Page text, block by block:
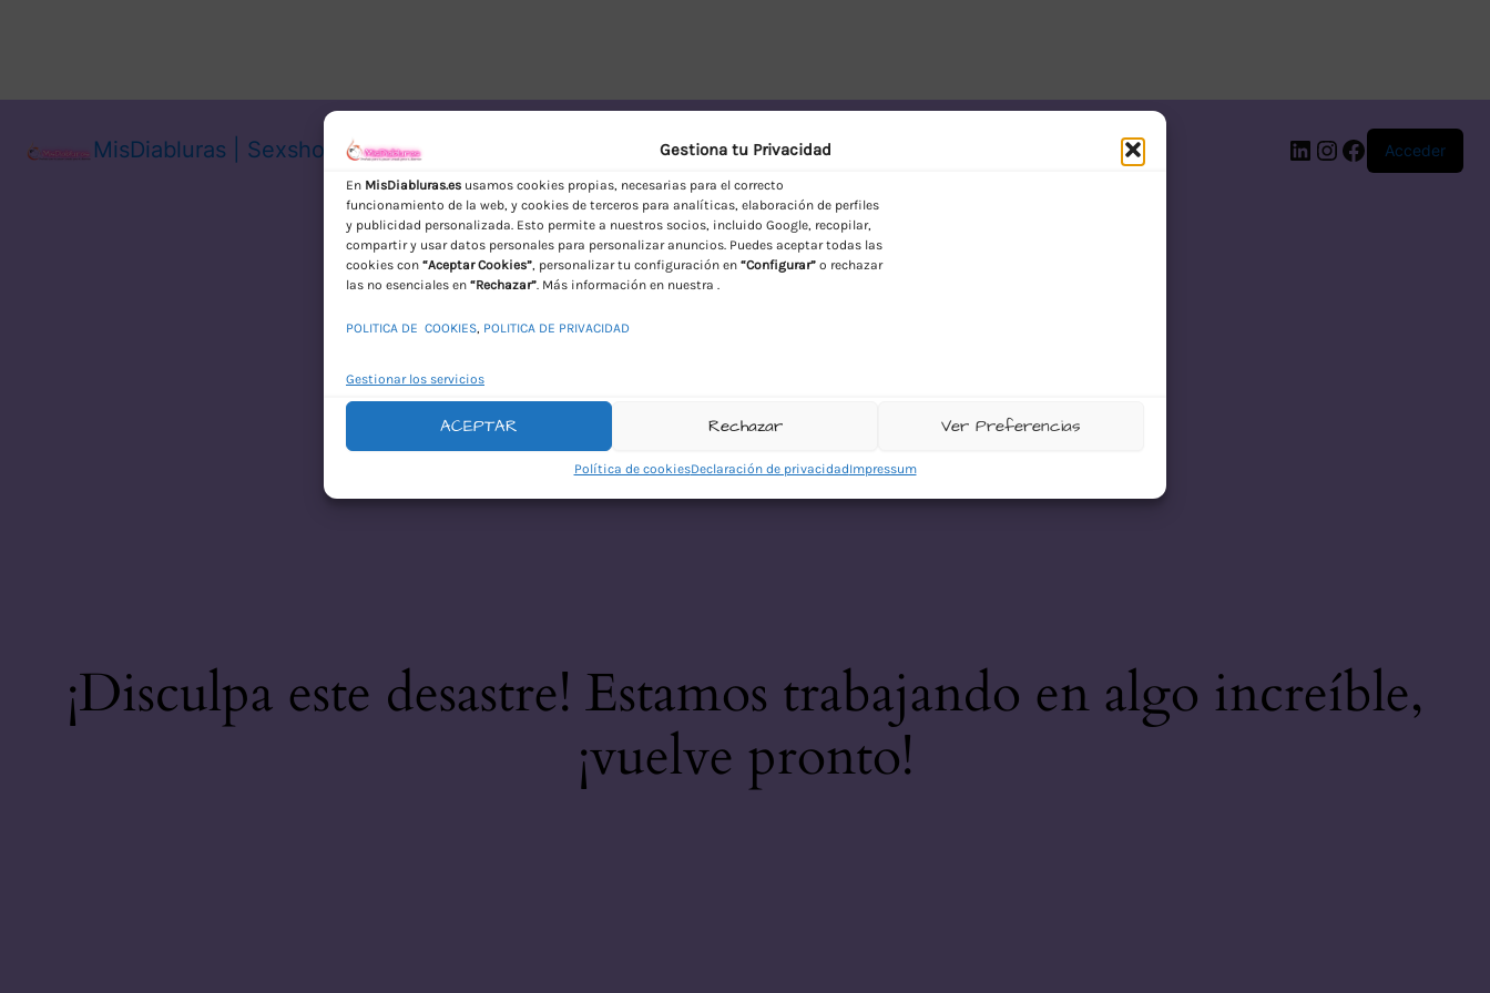
Gestiona tu Privacidad
En MisDiabluras.es usamos cookies propias, necesarias para el correcto
funcionamiento de la web, y cookies de terceros para analíticas, elaboración de perfiles
y publicidad personalizada. Esto permite a nuestros socios, incluido Google, recopilar,
compartir y usar datos personales para personalizar anuncios. Puedes aceptar todas las
cookies con “Aceptar Cookies”, personalizar tu configuración en “Configurar” o rechazar
las no esenciales en “Rechazar”. Más información en nuestra .
POLITICA DE COOKIES, POLITICA DE PRIVACIDAD
Gestionar los servicios
ACEPTAR Rechazar Ver Preferencias
Política de cookiesDeclaración de privacidadImpressum
MisDiabluras | Sexshop Online con Envío Discreto en España
LinkedIn
Instagram
Facebook
Acceder
¡Disculpa este desastre! Estamos trabajando en algo increíble,
¡vuelve pronto!